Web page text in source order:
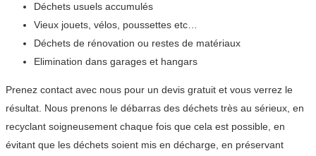
Déchets usuels accumulés
Vieux jouets, vélos, poussettes etc…
Déchets de rénovation ou restes de matériaux
Elimination dans garages et hangars
Prenez contact avec nous pour un devis gratuit et vous verrez le
résultat. Nous prenons le débarras des déchets très au sérieux, en
recyclant soigneusement chaque fois que cela est possible, en
évitant que les déchets soient mis en décharge, en préservant